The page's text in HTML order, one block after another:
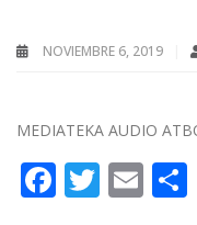
NOVIEMBRE 6, 2019
MEDIATEKA AUDIO
Facebook
Twitter